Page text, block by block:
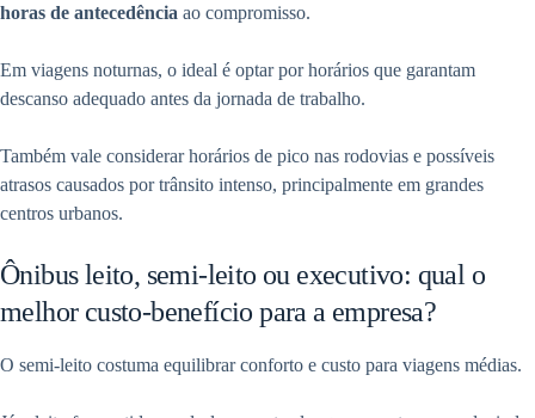
horas de antecedência ao compromisso.
Em viagens noturnas, o ideal é optar por horários que garantam
descanso adequado antes da jornada de trabalho.
Também vale considerar horários de pico nas rodovias e possíveis
atrasos causados por trânsito intenso, principalmente em grandes
centros urbanos.
Ônibus leito, semi-leito ou executivo: qual o
melhor custo-benefício para a empresa?
O semi-leito costuma equilibrar conforto e custo para viagens médias.